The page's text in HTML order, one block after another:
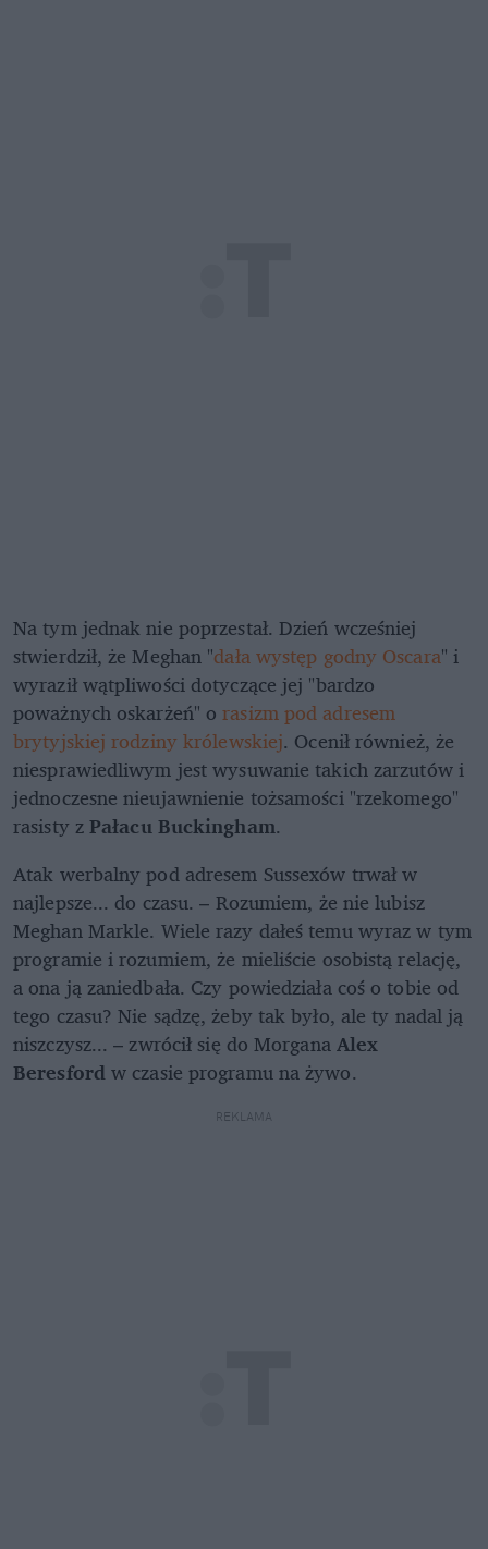
Na tym jednak nie poprzestał. Dzień wcześniej
stwierdził, że Meghan "dała występ godny Oscara" i
wyraził wątpliwości dotyczące jej "bardzo
poważnych oskarżeń" orasizm pod adresem
brytyjskiej rodziny królewskiej. Ocenił również, że
niesprawiedliwym jest wysuwanie takich zarzutów i
jednoczesne nieujawnienie tożsamości "rzekomego"
rasisty zPałacu Buckingham.
Atak werbalny pod adresem Sussexów trwał w
najlepsze... do czasu. – Rozumiem, że nie lubisz
Meghan Markle. Wiele razy dałeś temu wyraz w tym
programie i rozumiem, że mieliście osobistą relację,
a ona ją zaniedbała. Czy powiedziała coś o tobie od
tego czasu? Nie sądzę, żeby tak było, ale ty nadal ją
niszczysz... – zwrócił się do MorganaAlex
Beresfordw czasie programu na żywo.
REKLAMA